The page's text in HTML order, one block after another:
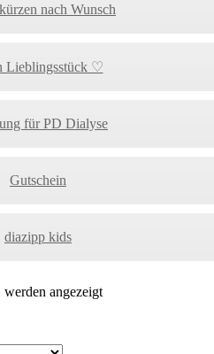
nach Wunsch
Lieblingsstück ♡
für PD Dialyse
Gutschein
diazipp kids
angezeigt